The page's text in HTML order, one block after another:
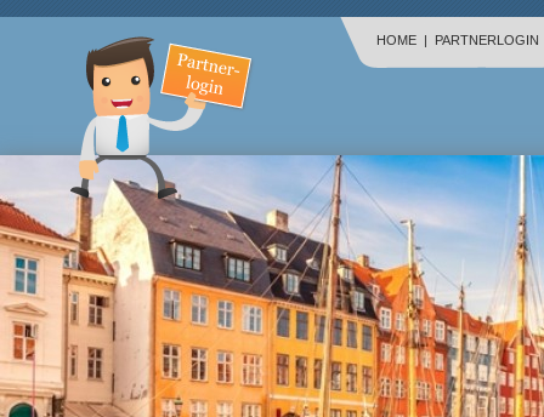
HOME | PARTNERLOGIN